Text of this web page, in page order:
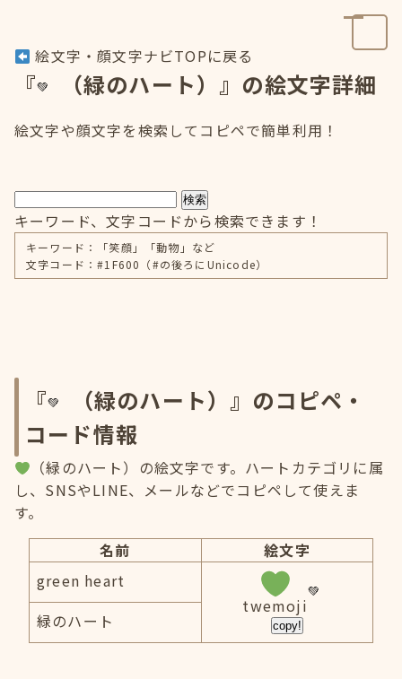
絵文字・顔文字ナビTOPに戻る
『 （緑のハート）』の絵文字詳細
絵文字や顔文字を検索してコピペで簡単利用！
検索
キーワード、文字コードから検索できます！
キーワード：「笑顔」「動物」など
文字コード：#1F600（#の後ろにUnicode）
『
（緑のハート）』のコピペ・
コード情報
（緑のハート）の絵文字です。ハートカテゴリに属
し、SNSやLINE、メールなどでコピペして使えま
す。
名前
絵文字
green heart
twemoji
copy!
緑のハート